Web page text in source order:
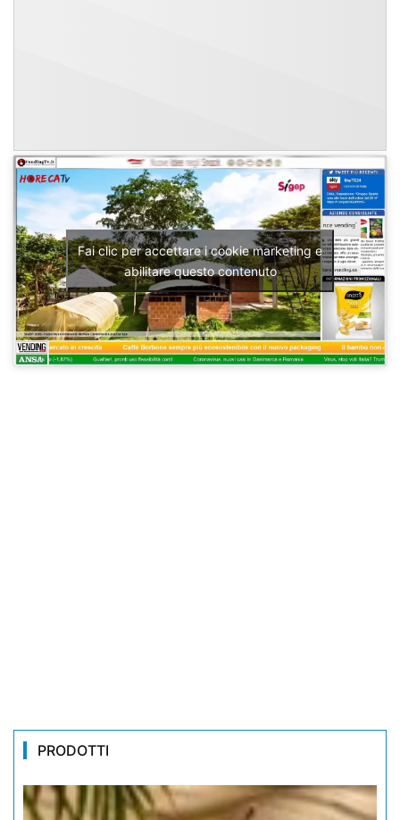
Fai clic per accettare i cookie marketing e
abilitare questo contenuto
PRODOTTI